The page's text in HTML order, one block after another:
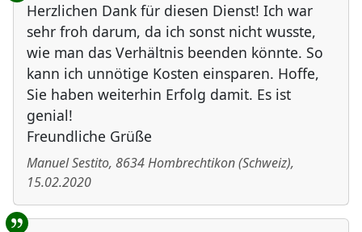
Herzlichen Dank für diesen Dienst! Ich war
sehr froh darum, da ich sonst nicht wusste,
wie man das Verhältnis beenden könnte. So
kann ich unnötige Kosten einsparen. Hoffe,
Sie haben weiterhin Erfolg damit. Es ist
genial!
Freundliche Grüße
Manuel Sestito, 8634Hombrechtikon(Schweiz),
15.02.2020